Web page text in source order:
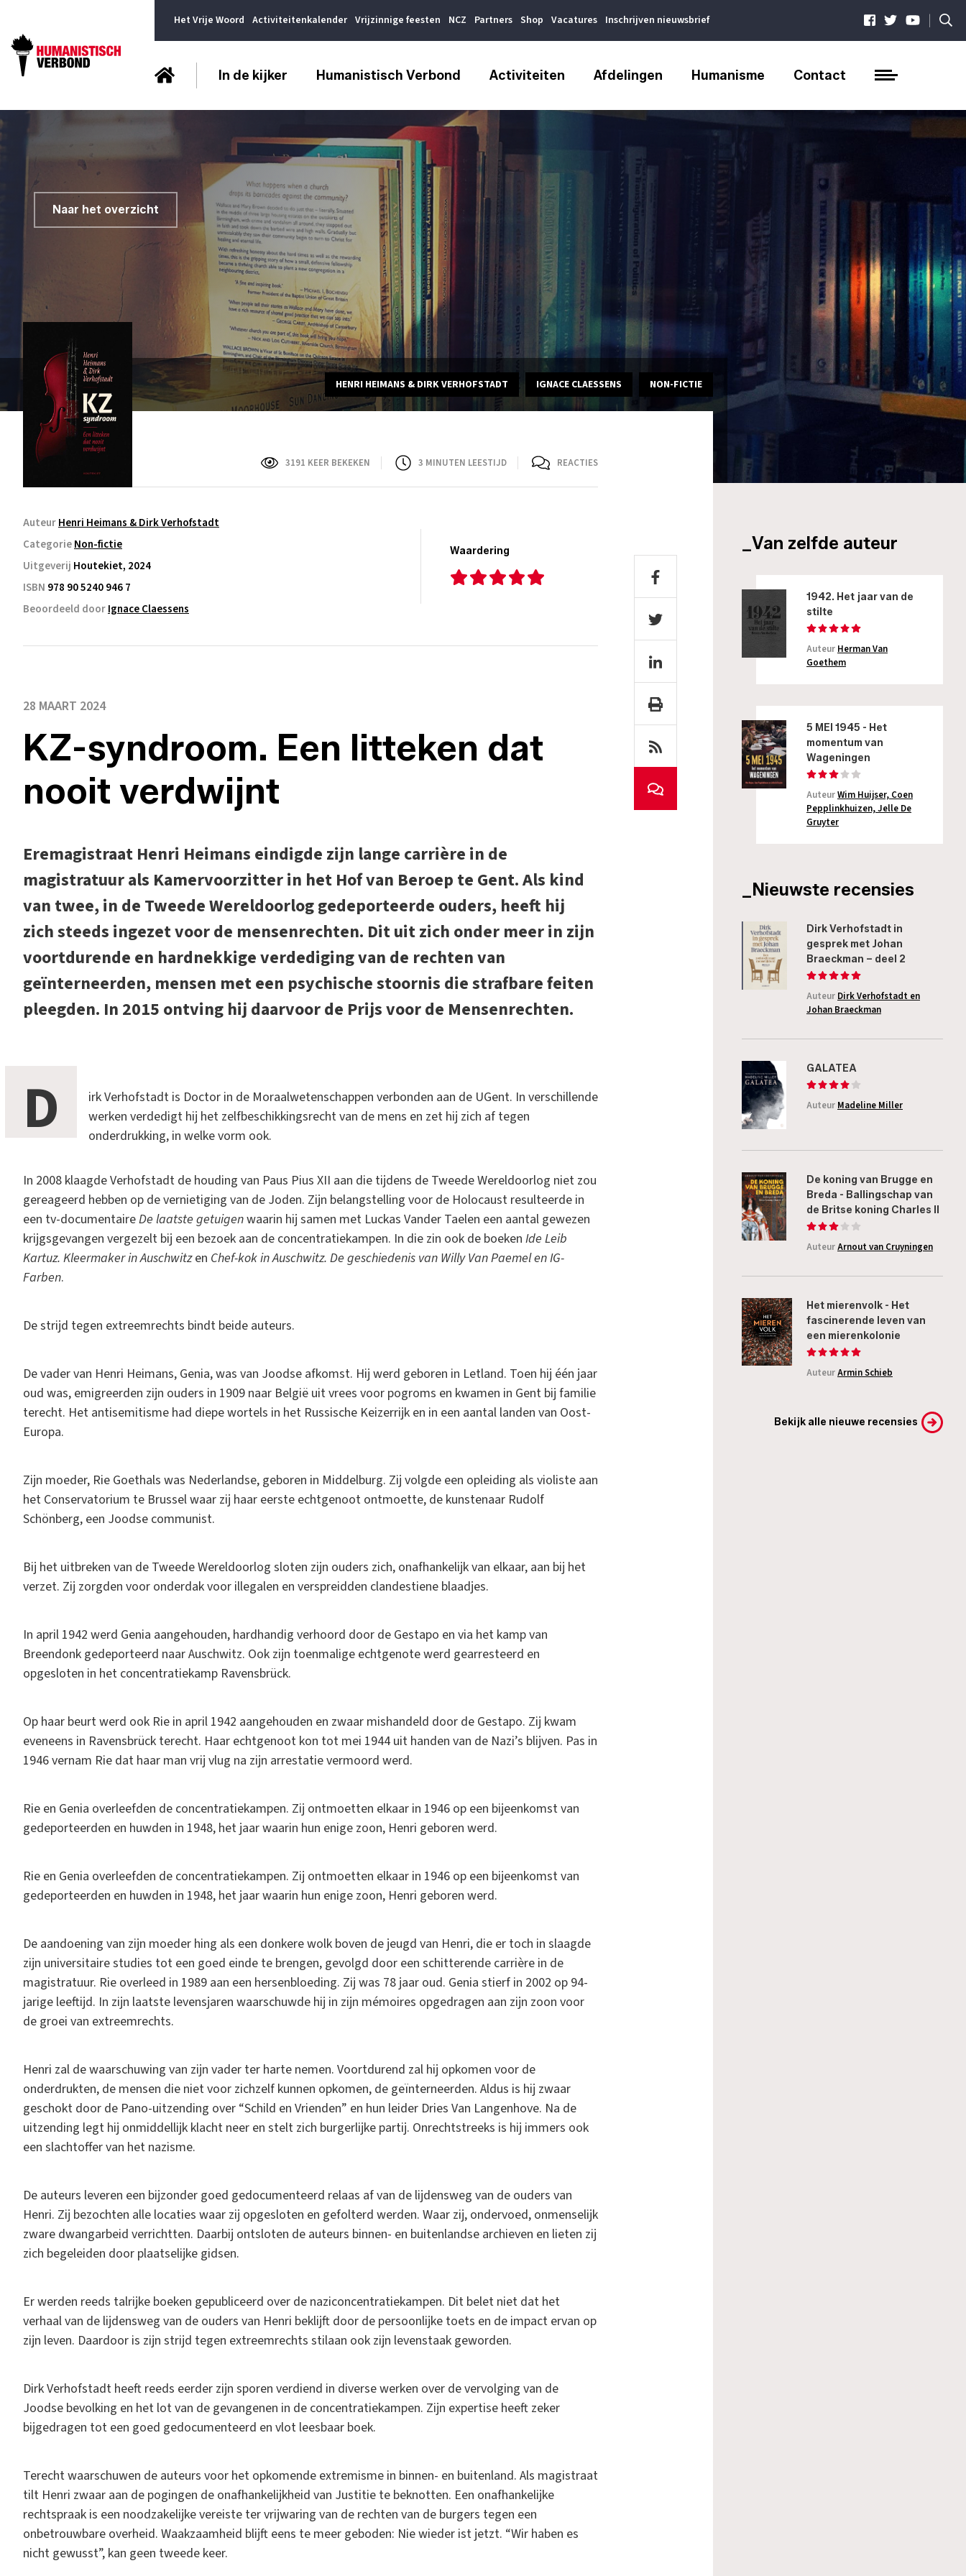
Het Vrije Woord Activiteitenkalender Vrijzinnige feesten NCZ Partners Shop Vacatures Inschrijven nieuwsbrief |
In de kijker Humanistisch Verbond Activiteiten Afdelingen Humanisme Contact
Naar het overzicht
HENRI HEIMANS & DIRK VERHOFSTADT IGNACE CLAESSENS NON-FICTIE
3191 KEER BEKEKEN 3 MINUTEN LEESTIJD REACTIES
AuteurHenri Heimans & Dirk Verhofstadt
CategorieNon-fictie
Uitgeverij Houtekiet, 2024
ISBN 978 90 5240 946 7
Beoordeeld doorIgnace Claessens
Waardering
28 MAART 2024
KZ-syndroom. Een litteken dat
nooit verdwijnt
Eremagistraat Henri Heimans eindigde zijn lange carrière in de
magistratuur als Kamervoorzitter in het Hof van Beroep te Gent. Als kind
van twee, in de Tweede Wereldoorlog gedeporteerde ouders, heeft hij
zich steeds ingezet voor de mensenrechten. Dit uit zich onder meer in zijn
voortdurende en hardnekkige verdediging van de rechten van
geïnterneerden, mensen met een psychische stoornis die strafbare feiten
pleegden. In 2015 ontving hij daarvoor de Prijs voor de Mensenrechten.
D
irk Verhofstadt is Doctor in de Moraalwetenschappen verbonden aan de UGent. In verschillende
werken verdedigt hij het zelfbeschikkingsrecht van de mens en zet hij zich af tegen
onderdrukking, in welke vorm ook.
In 2008 klaagde Verhofstadt de houding van Paus Pius XII aan die tijdens de Tweede Wereldoorlog niet zou
gereageerd hebben op de vernietiging van de Joden. Zijn belangstelling voor de Holocaust resulteerde in
een tv-documentaireDe laatste getuigenwaarin hij samen met Luckas Vander Taelen een aantal gewezen
krijgsgevangen vergezelt bij een bezoek aan de concentratiekampen. In die zin ook de boeken Ide Leib
Kartuz. Kleermaker in Auschwitzen Chef-kok in Auschwitz. De geschiedenis van Willy Van Paemel en IG-
Farben.
De strijd tegen extreemrechts bindt beide auteurs.
De vader van Henri Heimans, Genia, was van Joodse afkomst. Hij werd geboren in Letland. Toen hij één jaar
oud was, emigreerden zijn ouders in 1909 naar België uit vrees voor pogroms en kwamen in Gent bij familie
terecht. Het antisemitisme had diepe wortels in het Russische Keizerrijk en in een aantal landen van Oost-
Europa.
Zijn moeder, Rie Goethals was Nederlandse, geboren in Middelburg. Zij volgde een opleiding als violiste aan
het Conservatorium te Brussel waar zij haar eerste echtgenoot ontmoette, de kunstenaar Rudolf
Schönberg, een Joodse communist.
Bij het uitbreken van de Tweede Wereldoorlog sloten zijn ouders zich, onafhankelijk van elkaar, aan bij het
verzet. Zij zorgden voor onderdak voor illegalen en verspreidden clandestiene blaadjes.
In april 1942 werd Genia aangehouden, hardhandig verhoord door de Gestapo en via het kamp van
Breendonk gedeporteerd naar Auschwitz. Ook zijn toenmalige echtgenote werd gearresteerd en
opgesloten in het concentratiekamp Ravensbrück.
Op haar beurt werd ook Rie in april 1942 aangehouden en zwaar mishandeld door de Gestapo. Zij kwam
eveneens in Ravensbrück terecht. Haar echtgenoot kon tot mei 1944 uit handen van de Nazi’s blijven. Pas in
1946 vernam Rie dat haar man vrij vlug na zijn arrestatie vermoord werd.
Rie en Genia overleefden de concentratiekampen. Zij ontmoetten elkaar in 1946 op een bijeenkomst van
gedeporteerden en huwden in 1948, het jaar waarin hun enige zoon, Henri geboren werd.
Rie en Genia overleefden de concentratiekampen. Zij ontmoetten elkaar in 1946 op een bijeenkomst van
gedeporteerden en huwden in 1948, het jaar waarin hun enige zoon, Henri geboren werd.
De aandoening van zijn moeder hing als een donkere wolk boven de jeugd van Henri, die er toch in slaagde
zijn universitaire studies tot een goed einde te brengen, gevolgd door een schitterende carrière in de
magistratuur. Rie overleed in 1989 aan een hersenbloeding. Zij was 78 jaar oud. Genia stierf in 2002 op 94-
jarige leeftijd. In zijn laatste levensjaren waarschuwde hij in zijn mémoires opgedragen aan zijn zoon voor
de groei van extreemrechts.
Henri zal de waarschuwing van zijn vader ter harte nemen. Voortdurend zal hij opkomen voor de
onderdrukten, de mensen die niet voor zichzelf kunnen opkomen, de geïnterneerden. Aldus is hij zwaar
geschokt door de Pano-uitzending over “Schild en Vrienden” en hun leider Dries Van Langenhove. Na de
uitzending legt hij onmiddellijk klacht neer en stelt zich burgerlijke partij. Onrechtstreeks is hij immers ook
een slachtoffer van het nazisme.
De auteurs leveren een bijzonder goed gedocumenteerd relaas af van de lijdensweg van de ouders van
Henri. Zij bezochten alle locaties waar zij opgesloten en gefolterd werden. Waar zij, ondervoed, onmenselijk
zware dwangarbeid verrichtten. Daarbij ontsloten de auteurs binnen- en buitenlandse archieven en lieten zij
zich begeleiden door plaatselijke gidsen.
Er werden reeds talrijke boeken gepubliceerd over de naziconcentratiekampen. Dit belet niet dat het
verhaal van de lijdensweg van de ouders van Henri beklijft door de persoonlijke toets en de impact ervan op
zijn leven. Daardoor is zijn strijd tegen extreemrechts stilaan ook zijn levenstaak geworden.
Dirk Verhofstadt heeft reeds eerder zijn sporen verdiend in diverse werken over de vervolging van de
Joodse bevolking en het lot van de gevangenen in de concentratiekampen. Zijn expertise heeft zeker
bijgedragen tot een goed gedocumenteerd en vlot leesbaar boek.
Terecht waarschuwen de auteurs voor het opkomende extremisme in binnen- en buitenland. Als magistraat
tilt Henri zwaar aan de pogingen de onafhankelijkheid van Justitie te beknotten. Een onafhankelijke
rechtspraak is een noodzakelijke vereiste ter vrijwaring van de rechten van de burgers tegen een
onbetrouwbare overheid. Waakzaamheid blijft eens te meer geboden: Nie wieder ist jetzt. “Wir haben es
nicht gewusst”, kan geen tweede keer.
_Van zelfde auteur
1942. Het jaar van de
stilte
Auteur Herman Van
Goethem
5 MEI 1945 - Het
momentum van
Wageningen
AuteurWim Huijser, Coen
Pepplinkhuizen, Jelle De
Gruyter
_Nieuwste recensies
Dirk Verhofstadt in
gesprek met Johan
Braeckman – deel 2
Auteur Dirk Verhofstadt en
Johan Braeckman
GALATEA
Auteur Madeline Miller
De koning van Brugge en
Breda - Ballingschap van
de Britse koning Charles II
AuteurArnout van Cruyningen
Het mierenvolk - Het
fascinerende leven van
een mierenkolonie
AuteurArmin Schieb
Bekijk alle nieuwe recensies